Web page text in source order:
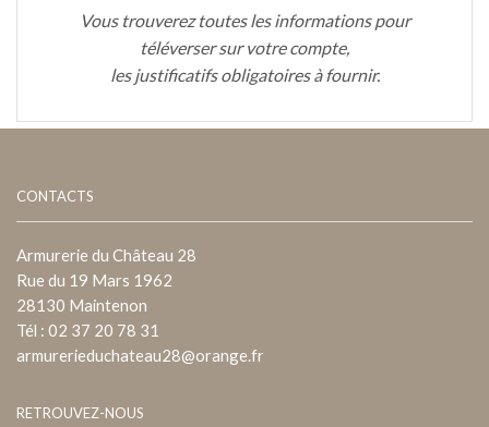
Vous trouverez toutes les informations pour
téléverser sur votre compte,
les justificatifs obligatoires à fournir.
CONTACTS
Armurerie du Château 28
Rue du 19 Mars 1962
28130 Maintenon
Tél : 02 37 20 78 31
armurerieduchateau28@orange.fr
RETROUVEZ-NOUS